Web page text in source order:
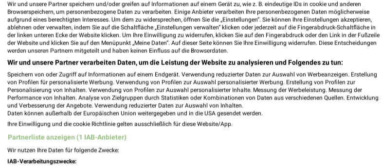
8 km
Angebote ab 03.08.
Gültig bis Sa. 08.08.
35,2 km
Angebote ab 01.08.
Noch morgen gültig
Dieter Knoll
XXXLutz Kaufland
Wir und unsere Partner speichern und/oder greifen auf Informationen auf einem Gerät zu, wie z. B. eindeutige IDs in cookie und anderen
Browserspeichern, um personenbezogene Daten zu verarbeiten. Einige Anbieter verarbeiten Ihre personenbezogenen Daten möglicherweise
aufgrund eines berechtigten Interesses. Um dem zu widersprechen, öffnen Sie die „Einstellungen“. Sie können Ihre Einstellungen akzeptieren,
ablehnen oder verwalten, indem Sie auf die Schaltfläche „Einstellungen verwalten“ klicken oder jederzeit auf die Fingerabdruck-Schaltfläche in
der linken unteren Ecke der Website klicken. Um Ihre Einwilligung zu widerrufen, klicken Sie auf den Fingerabdruck oder den Link in der Fußzeile
der Website und klicken Sie auf den Menüpunkt „Meine Daten“. Auf dieser Seite können Sie Ihre Einwilligung widerrufen. Diese Entscheidungen
werden unseren Partnern mitgeteilt und haben keinen Einfluss auf die Browserdaten.
Wir und unsere Partner verarbeiten Daten, um die Leistung der Website zu analysieren und Folgendes zu tun:
Speichern von oder Zugriff auf Informationen auf einem Endgerät. Verwendung reduzierter Daten zur Auswahl von Werbeanzeigen. Erstellung
von Profilen für personalisierte Werbung. Verwendung von Profilen zur Auswahl personalisierter Werbung. Erstellung von Profilen zur
Personalisierung von Inhalten. Verwendung von Profilen zur Auswahl personalisierter Inhalte. Messung der Werbeleistung. Messung der
Performance von Inhalten. Analyse von Zielgruppen durch Statistiken oder Kombinationen von Daten aus verschiedenen Quellen. Entwicklung
und Verbesserung der Angebote. Verwendung reduzierter Daten zur Auswahl von Inhalten.
Daten können außerhalb der Europäischen Union weitergegeben und in die USA gesendet werden.
Ihre Einwilligung und die cookie Richtlinie gelten ausschließlich für diese Website/App.
Partnerliste anzeigen (1 IAB-Anbieter)
Wir nutzen Ihre Daten für folgende Zwecke:
IAB-Verarbeitungszwecke: